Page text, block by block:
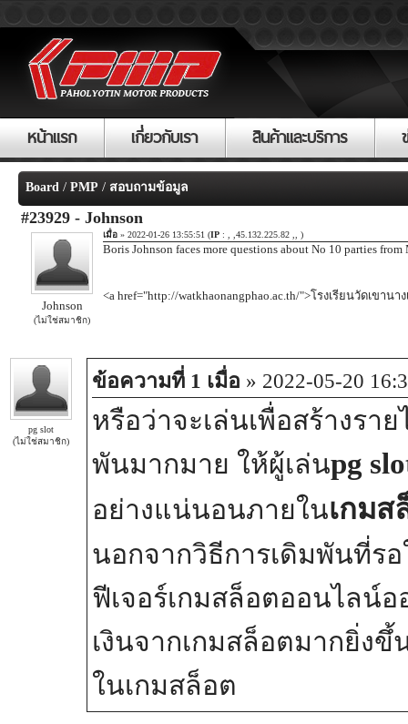
หน้าแรก เกี่ยวกับเรา สินค้าและบริการ
Board / PMP / สอบถามข้อมูล
#23929 - Johnson
Johnson
(ไม่ใช่สมาชิก)
เมื่อ » 2022-01-26 13:55:51 (IP : , ,45.132.225.82 ,, )
Boris Johnson faces more questions about No 10 parties
<a href="http://watkhaonangphao.ac.th/">โรงเรียนวัดเขานาง
pg slot
(ไม่ใช่สมาชิก)
ข้อความที่ 1 เมื่อ » 2022-05-20
หรือว่าจะเล่นเพื่อสร้างรา
พันมากมาย ให้ผู้เล่นpg
อย่างแน่นอนภายในเกมส
นอกจากวิธีการเดิมพันที่ร
ฟีเจอร์เกมสล็อตออนไลน์
เงินจากเกมสล็อตมากยิ่ง
ในเกมสล็อต